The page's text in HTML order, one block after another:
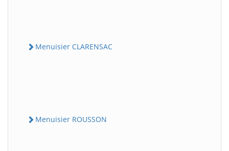
Menuisier CLARENSAC
Menuisier ROUSSON